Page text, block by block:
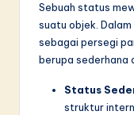
Sebuah status
suatu objek.
sebagai persegi
berupa sederhana
Status
struktur